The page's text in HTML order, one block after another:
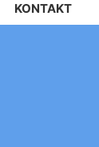
KONTAKT